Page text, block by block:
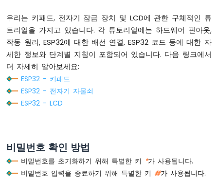
름
짧
은
누
름
ESP32
-
다
중
스
위
치
우리는 키패드, 전자기 잠금 장치 및 LCD에 관한 구체적인 튜
토리얼을 가지고 있습니다. 각 튜토리얼에는 하드웨어 핀아웃,
작동 원리, ESP32에 대한 배선 연결, ESP32 코드 등에 대한 자
세한 정보와 단계별 지침이 포함되어 있습니다. 다음 링크에서
더 자세히 알아보세요:
ESP32 - 키패드
ESP32 - 전자기 자물쇠
ESP32 - LCD
비밀번호 확인 방법
비밀번호를 초기화하기 위해 특별한 키 *가 사용됩니다.
비밀번호 입력을 종료하기 위해 특별한 키 #가 사용됩니다.